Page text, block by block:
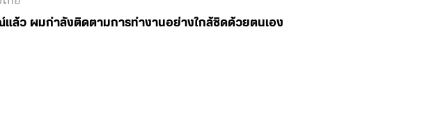
แล้ว ผมกำลังติดตามการทำงานอย่างใกล้ชิดด้วยตนเอง